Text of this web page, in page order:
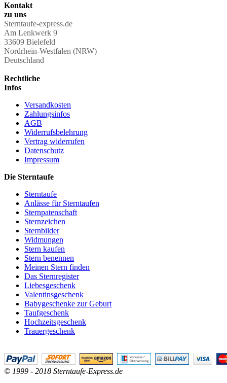
Kontakt
zu uns
Sterntaufe-express.de
Am Lenkwerk 9
33609 Bielefeld
Nordrhein-Westfalen (NRW)
Deutschland
Rechtliche
Infos
Versandkosten
Zahlungsinfos
AGB
Widerrufsbelehrung
Vertrag widerrufen
Datenschutz
Impressum
Die Sterntaufe
Sterntaufe
Anlässe für Sterntaufen
Sternpatenschaft
Sternzeichen
Sternbilder
Widmungen
Stern kaufen
Stern benennen
Meinen Stern finden
Das Sternregister
Liebesgeschenk
Valentinsgeschenk
Babygeschenke zur Geburt
Taufgeschenk
Hochzeitsgeschenk
Trauergeschenk
© 1999 - 2018 Sterntaufe-Express.de